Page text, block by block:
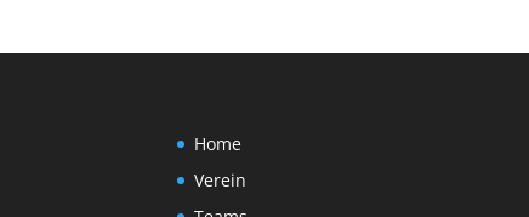
Home
Verein